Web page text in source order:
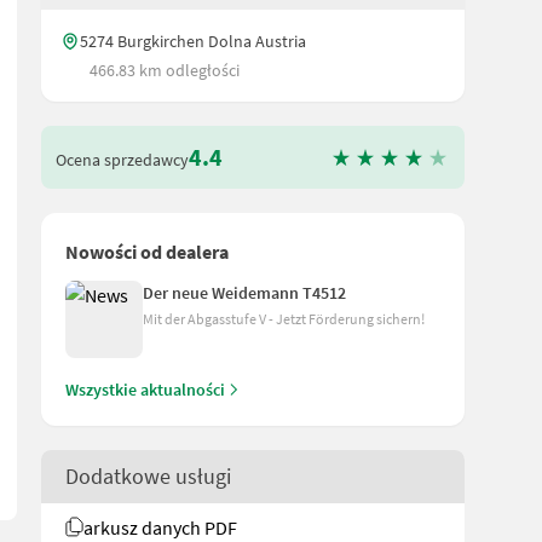
(1x vorne, 1x hinten) - Komfortsitz mit
5274 Burgkirchen Dolna Austria
466.83 km odległości
Ocena sprzedawcy4.4
Nowości od dealera
Der neue Weidemann T4512
Mit der Abgasstufe V - Jetzt Förderung sichern!
Wszystkie aktualności
Dodatkowe usługi
arkusz danych PDF